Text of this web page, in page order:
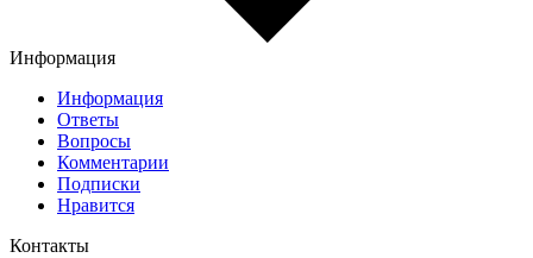
Информация
Информация
Ответы
Вопросы
Комментарии
Подписки
Нравится
Контакты